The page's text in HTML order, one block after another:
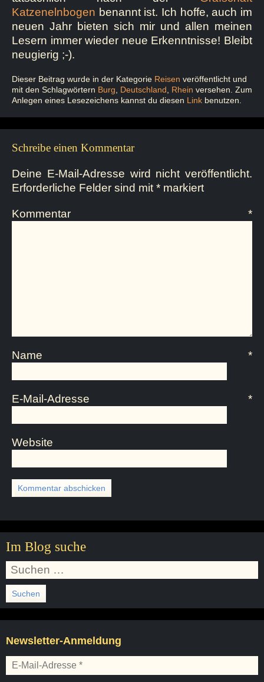
Katzenelnbogen benannt ist. Ich hoffe, auch im
neuen Jahr bieten sich mir und allen meinen
Lesern immer wieder neue Erkenntnisse! Bleibt
neugierig ;-).
Dieser Beitrag wurde in der Kategorie Reisen veröffentlicht und
mit den Schlagwörtern Burg, Deutschland, Rhein versehen. Zum
Anlegen eines Lesezeichens kannst du diesen Link benutzen.
Schreibe einen Kommentar
Deine E-Mail-Adresse wird nicht veröffentlicht.
Erforderliche Felder sind mit* markiert
Kommentar *
Name *
E-Mail-Adresse *
Website
Im Blog suche
Suchen
nach:
Newsletter-Anmeldung